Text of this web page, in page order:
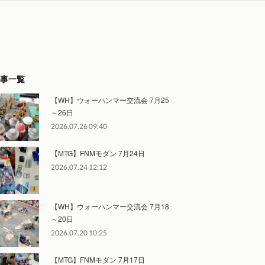
一覧
【WH】ウォーハンマー交流会 7月25
～26日
2026.07.26 09:40
【MTG】FNMモダン 7月24日
2026.07.24 12:12
【WH】ウォーハンマー交流会 7月18
～20日
2026.07.20 10:25
【MTG】FNMモダン 7月17日